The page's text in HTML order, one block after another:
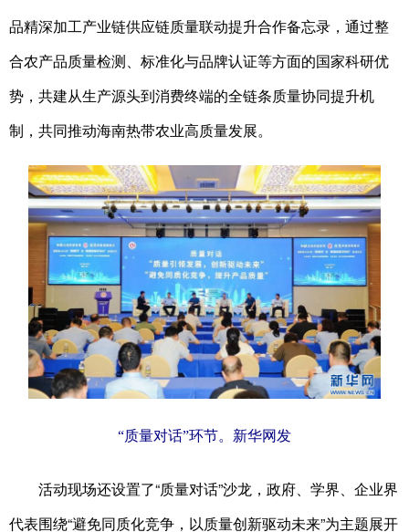
品精深加工产业链供应链质量联动提升合作备忘录，通过整
合农产品质量检测、标准化与品牌认证等方面的国家科研优
势，共建从生产源头到消费终端的全链条质量协同提升机
制，共同推动海南热带农业高质量发展。
“质量对话”环节。新华网发
活动现场还设置了“质量对话”沙龙，政府、学界、企业界
代表围绕“避免同质化竞争，以质量创新驱动未来”为主题展开